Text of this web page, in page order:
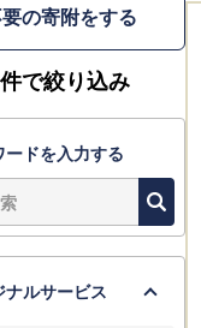
の寄附をする
で絞り込み
ドを入力する
ルサービス